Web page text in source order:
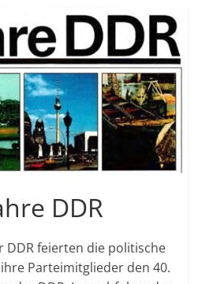
DDR
DDR feierten die politische
Parteimitglieder den 40.